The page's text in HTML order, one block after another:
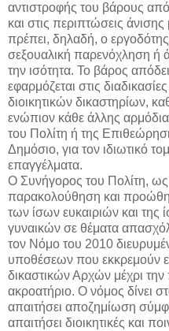
αντιστροφής του βάρους
και στις περιπτώσεις
πρέπει, δηλαδή, ο
σεξουαλική παρενόχληση ή
την ισότητα. Το βάρος
εφαρμόζεται στις
διοικητικών δικαστηρίων,
ενώπιον κάθε άλλης
του Πολίτη ή της
Δημόσιο, για τον ιδιωτικό
επαγγέλματα.
Ο Συνήγορος του Πολίτη, ως
παρακολούθηση και
των ίσων ευκαιριών και της
γυναικών σε θέματα
τον Νόμο του 2010
υποθέσεων που εκκρεμούν
δικαστικών Αρχών μέχρι
ακροατήριο. Ο νόμος δίνει
απαιτήσει αποζημίωση
απαιτήσει διοικητικές και